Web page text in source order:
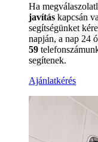
Ha
javítás kapcsán
segítségünket
napján, a nap 24
59
segítenek.
Ajánlatkérés